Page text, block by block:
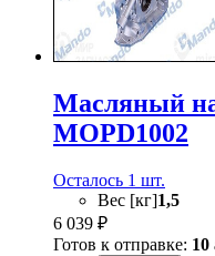
Масляный
MOPD1002
Осталось 1 шт.
Вес [кг]1,5
6 039 ₽
Готов к отправке: 10